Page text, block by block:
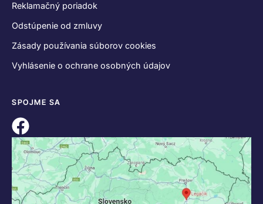
Reklamačný poriadok
Odstúpenie od zmluvy
Zásady používania súborov cookies
Vyhlásenie o ochrane osobných údajov
SPOJME SA